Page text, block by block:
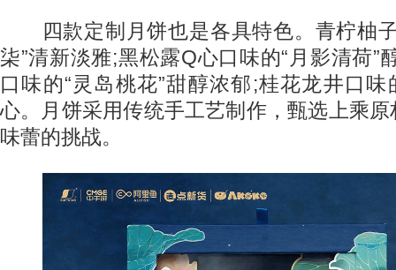
四款定制月饼也是各具特色。青柠柚子
柒”清新淡雅;黑松露Q心口味的“月影清荷”
口味的“灵岛桃花”甜醇浓郁;桂花龙井口味
心。月饼采用传统手工艺制作，甄选上乘
味蕾的挑战。